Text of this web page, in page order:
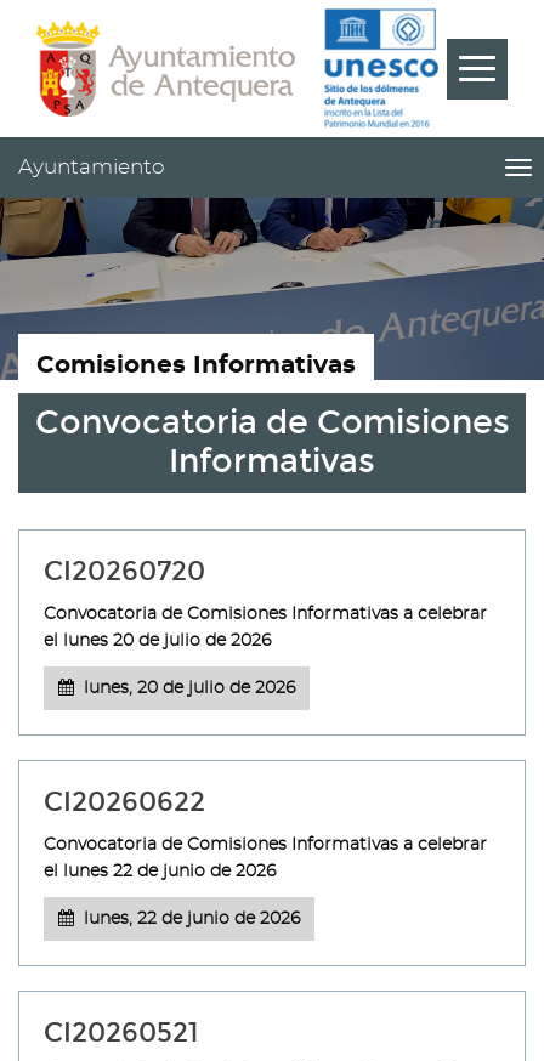
Cabecera
Pie
Menú
???
|
Ayuntamiento
Comisiones Informativas
Convocatoria de Comisiones
Informativas
CI20260720
Convocatoria de Comisiones Informativas a celebrar
el lunes 20 de julio de 2026
lunes, 20 de julio de 2026
CI20260622
Convocatoria de Comisiones Informativas a celebrar
el lunes 22 de junio de 2026
lunes, 22 de junio de 2026
CI20260521